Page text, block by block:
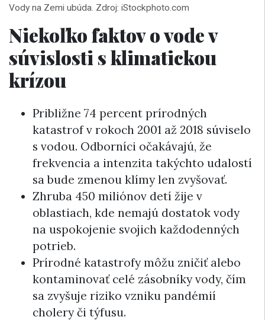
Vody na Zemi ubúda. Zdroj: iStockphoto.com
Niekoľko faktov o vode v
súvislosti s klimatickou
krízou
Približne 74 percent prírodných
katastrof v rokoch 2001 až 2018 súviselo
s vodou. Odborníci očakávajú, že
frekvencia a intenzita takýchto udalostí
sa bude zmenou klímy len zvyšovať.
Zhruba 450 miliónov detí žije v
oblastiach, kde nemajú dostatok vody
na uspokojenie svojich každodenných
potrieb.
Prírodné katastrofy môžu zničiť alebo
kontaminovať celé zásobníky vody, čím
sa zvyšuje riziko vzniku pandémií
cholery či týfusu.